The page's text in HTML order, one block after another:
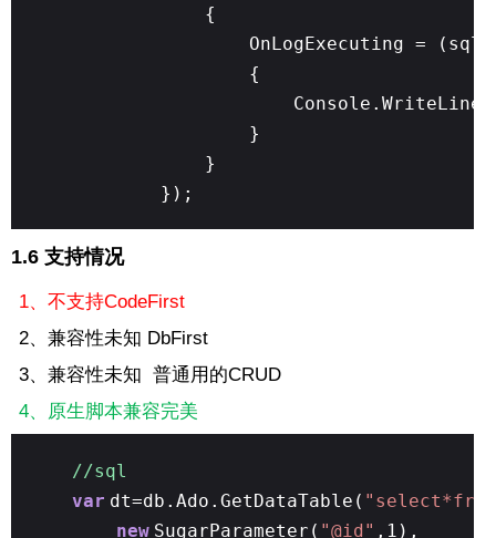
{
OnLogExecuting =
{
}
}
});
1.6 支持情况
1、不支持CodeFirst
2、兼容性未知 DbFirst
3、兼容性未知 普通用的CRUD
4、原生脚本兼容完美
//sql
var dt=db.Ado.GetDataTable( "select*from
new SugarParameter( "@id" ,1),